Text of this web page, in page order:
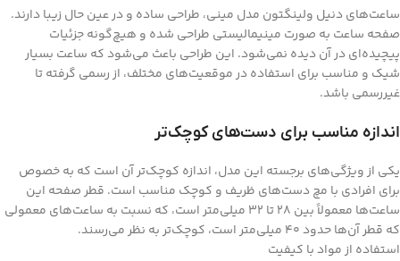
ساعت‌های دنیل ولینگتون مدل مینی، طراحی ساده و در عین حال زیبا دارند.
صفحه ساعت به صورت مینیمالیستی طراحی شده و هیچ‌گونه جزئیات
پیچیده‌ای در آن دیده نمی‌شود. این طراحی باعث می‌شود که ساعت بسیار
شیک و مناسب برای استفاده در موقعیت‌های مختلف، از رسمی گرفته تا
غیررسمی باشد.
اندازه مناسب برای دست‌های کوچک‌تر
یکی از ویژگی‌های برجسته این مدل، اندازه کوچک‌تر آن است که به خصوص
برای افرادی با مچ دست‌های ظریف و کوچک مناسب است. قطر صفحه این
ساعت‌ها معمولاً بین 28 تا 32 میلی‌متر است، که نسبت به ساعت‌های معمولی
که قطر آن‌ها حدود 40 میلی‌متر است، کوچک‌تر به نظر می‌رسند.
استفاده از مواد با کیفیت